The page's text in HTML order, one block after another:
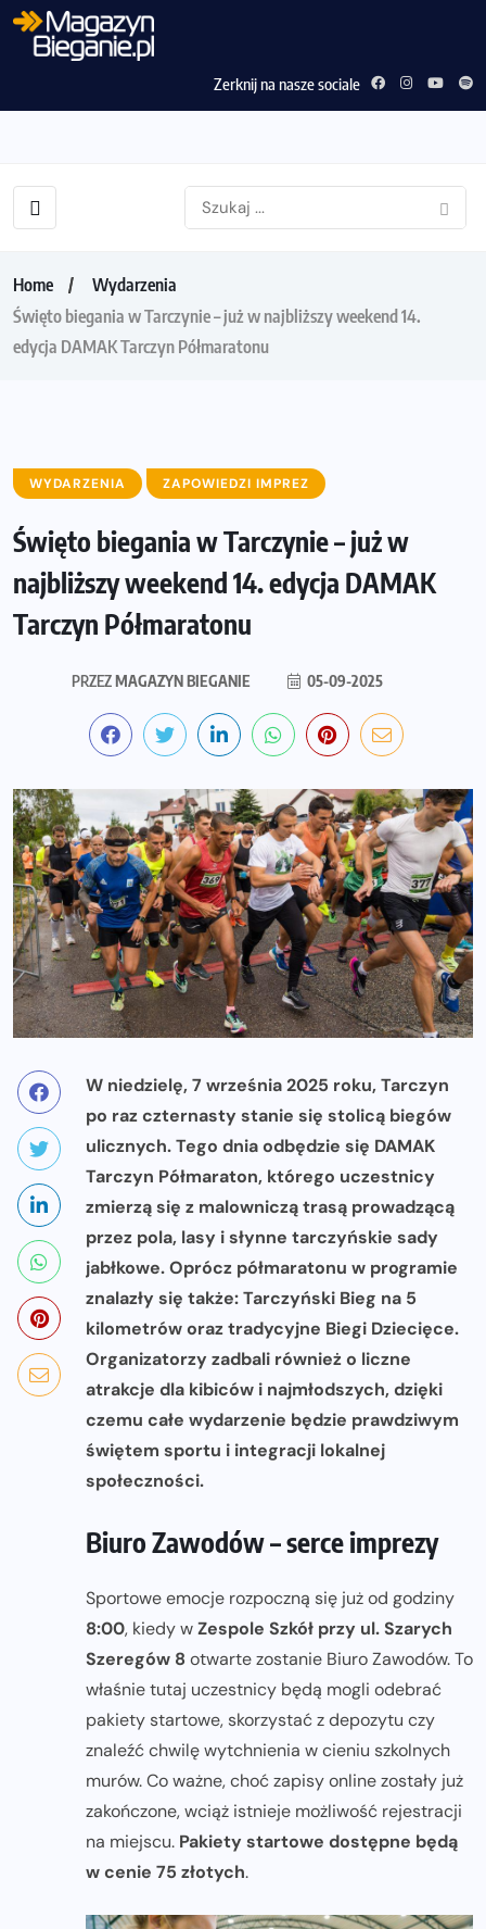
Zerknij na nasze sociale
Home
Wydarzenia
Święto biegania w Tarczynie – już w najbliższy weekend 14.
edycja DAMAK Tarczyn Półmaratonu
WYDARZENIA ZAPOWIEDZI IMPREZ
Święto biegania w Tarczynie – już w
najbliższy weekend 14. edycja DAMAK
Tarczyn Półmaratonu
PRZEZMAGAZYN BIEGANIE 05-09-2025
W niedzielę, 7 września 2025 roku, Tarczyn
po raz czternasty stanie się stolicą biegów
ulicznych. Tego dnia odbędzie się DAMAK
Tarczyn Półmaraton, którego uczestnicy
zmierzą się z malowniczą trasą prowadzącą
przez pola, lasy i słynne tarczyńskie sady
jabłkowe. Oprócz półmaratonu w programie
znalazły się także: Tarczyński Bieg na 5
kilometrów oraz tradycyjne Biegi Dziecięce.
Organizatorzy zadbali również o liczne
atrakcje dla kibiców i najmłodszych, dzięki
czemu całe wydarzenie będzie prawdziwym
świętem sportu i integracji lokalnej
społeczności.
Biuro Zawodów – serce imprezy
Sportowe emocje rozpoczną się już od godziny
8:00, kiedy wZespole Szkół przy ul. Szarych
Szeregów 8 otwarte zostanie Biuro Zawodów. To
właśnie tutaj uczestnicy będą mogli odebrać
pakiety startowe, skorzystać z depozytu czy
znaleźć chwilę wytchnienia w cieniu szkolnych
murów. Co ważne, choć zapisy online zostały już
zakończone, wciąż istnieje możliwość rejestracji
na miejscu. Pakiety startowe dostępne będą
w cenie 75 złotych.